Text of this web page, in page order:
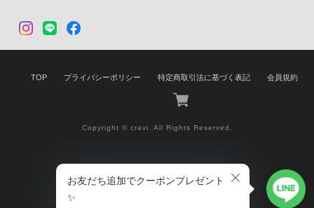
TOP プライバシーポリシー 特定商取引法に基づく表記 会員規約
Copyright © cravi. All Rights Reserved.